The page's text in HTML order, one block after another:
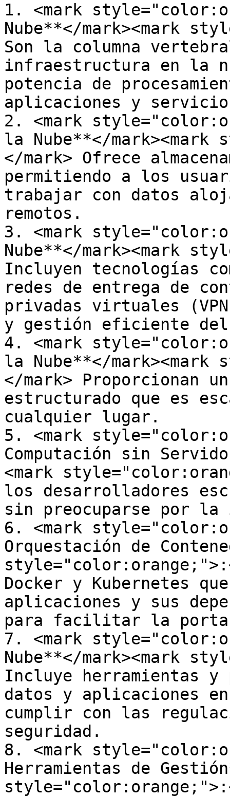
1. <mark
Nube**</mark><mark
Son la columna
infraestructura en la
potencia de
aplicaciones y
2. <mark
la Nube**</
</mark> Ofrece
permitiendo a los
trabajar con datos
remotos.
3. <mark
Nube**</mark><mark
Incluyen tecnologías
redes de entrega de
privadas virtuales
y gestión eficiente
4. <mark
la Nube**</
</mark> Proporcionan
estructurado que es
cualquier lugar.
5. <mark
Computación sin
<mark
los desarrolladores
sin preocuparse por
6. <mark
Orquestación de
Docker y Kubernetes
aplicaciones y sus
para facilitar la
7. <mark
Nube**</mark><mark
Incluye herramientas
datos y aplicaciones
cumplir con las
seguridad.
8. <mark
Herramientas de